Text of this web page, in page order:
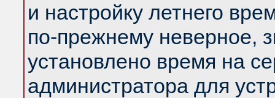
и настройку летнего
по-прежнему неверное,
установлено время на
администратора для